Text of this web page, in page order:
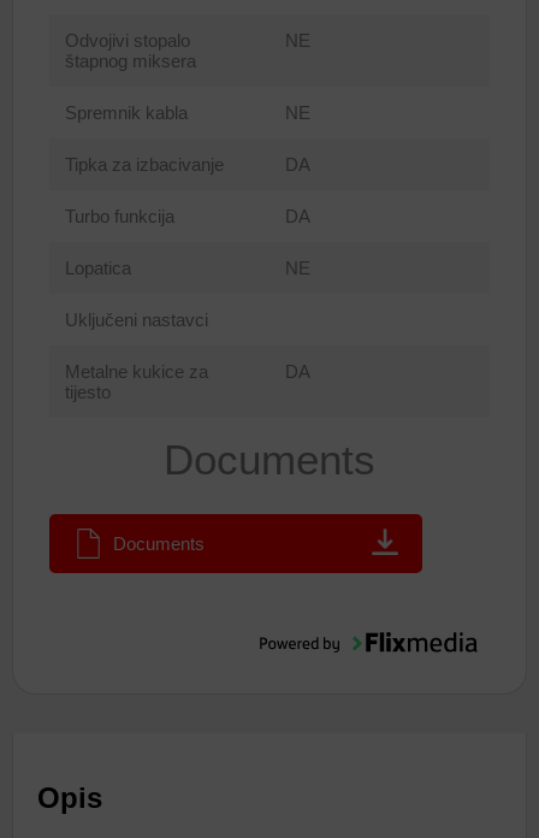
Odvojivi stopalo
štapnog miksera
NE
Spremnik kabla NE
Tipka za izbacivanje DA
Turbo funkcija DA
Lopatica NE
Uključeni nastavci
Metalne kukice za
tijesto
DA
Documents
Documents
Opis